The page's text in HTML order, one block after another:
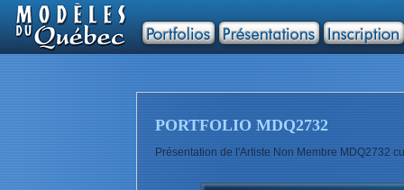
PORTFOLIO MDQ2732
Présentation de l'Artiste Non Membre MDQ2732